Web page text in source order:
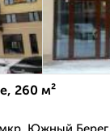
260 м²